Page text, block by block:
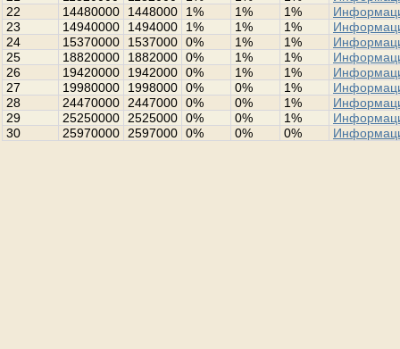
22
14480000 1448000 1% 1% 1%
23
14940000 1494000 1% 1% 1%
24
15370000 1537000 0% 1% 1%
25
18820000 1882000 0% 1% 1%
26
19420000 1942000 0% 1% 1%
27
19980000 1998000 0% 0% 1%
28
24470000 2447000 0% 0% 1%
29
25250000 2525000 0% 0% 1%
30
25970000 2597000 0% 0% 0%